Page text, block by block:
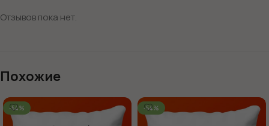
Отзывов пока нет.
Похожие
-54% -54%